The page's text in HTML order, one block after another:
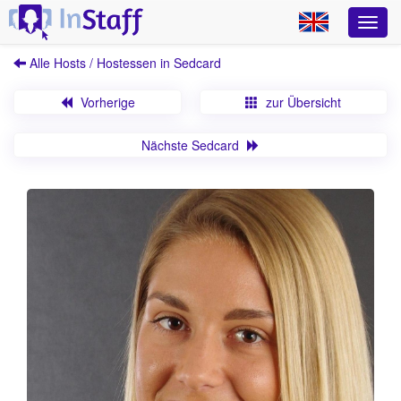
Alle Hosts / Hostessen in Sedcard
Vorherige zur Übersicht
Nächste Sedcard